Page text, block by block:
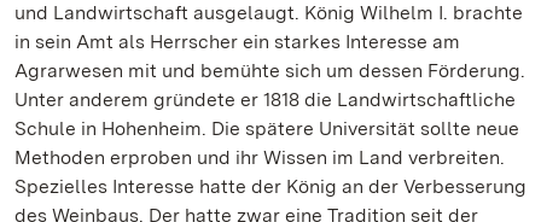
und Landwirtschaft ausgelaugt. König Wilhelm I. brachte
in sein Amt als Herrscher ein starkes Interesse am
Agrarwesen mit und bemühte sich um dessen Förderung.
Unter anderem gründete er 1818 die Landwirtschaftliche
Schule in Hohenheim. Die spätere Universität sollte neue
Methoden erproben und ihr Wissen im Land verbreiten.
Spezielles Interesse hatte der König an der Verbesserung
des Weinbaus. Der hatte zwar eine Tradition seit der